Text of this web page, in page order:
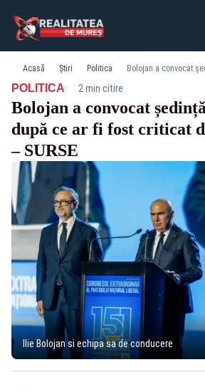
Acasă Știri Politica
POLITICA· 2 min citire
Bolojan a convocat
după ce ar fi fost criticat
– SURSE
Ilie Bolojan si echipa sa de conducere